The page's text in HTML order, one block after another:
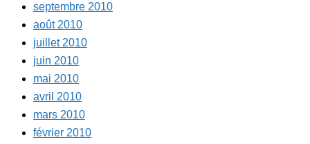
septembre 2010
août 2010
juillet 2010
juin 2010
mai 2010
avril 2010
mars 2010
février 2010